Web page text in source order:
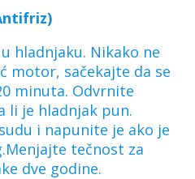
hladnjaku. Nikako ne
motor, sačekajte da se
minuta. Odvrnite
li je hladnjak pun.
i napunite je ako je
tečnost za
dve godine.